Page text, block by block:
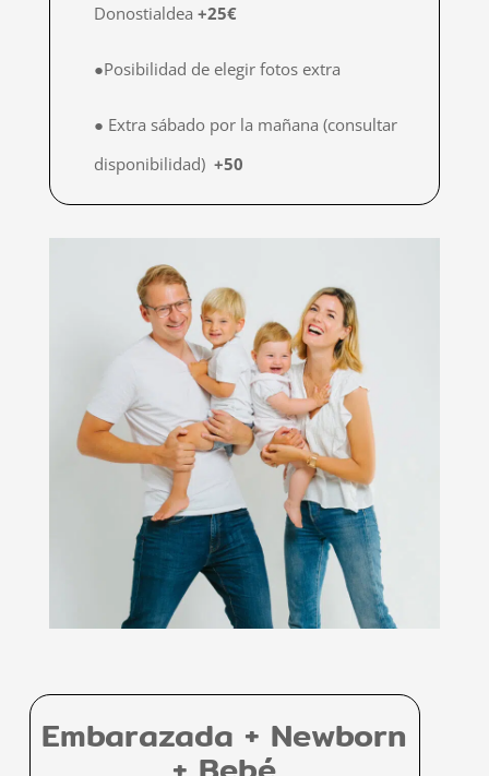
Donostialdea +25€
●Posibilidad de elegir fotos extra
● Extra sábado por la mañana (consultar
disponibilidad) +50
Embarazada + Newborn